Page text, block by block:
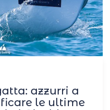
azzurri a
le ultime